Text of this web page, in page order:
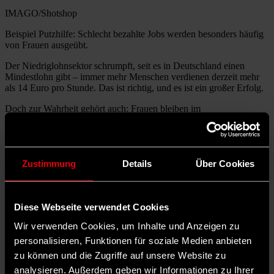
Zustimmung Details Über Cookies
Diese Webseite verwendet Cookies
Wir verwenden Cookies, um Inhalte und Anzeigen zu
personalisieren, Funktionen für soziale Medien anbieten
zu können und die Zugriffe auf unsere Website zu
analysieren. Außerdem geben wir Informationen zu Ihrer
IMAGO/Shotshop
Beispiel Putzhilfe: Schlecht bezahlte Jobs werden besonders häufig
von Frauen ausgeübt.
Der Niedriglohnsektor schrumpft, seit es in Deutschland einen
Mindestlohn gibt – immer mehr Menschen verdienen derzeit mehr
als 14 Euro pro Stunde. Das ist richtig, und es ist ein großer Erfolg.
Doch zur Wahrheit gehört auch: Frauen bleiben im
Niedriglohnsektor überrepräsentiert. Ungefähr jede fünfte arbeitende
Frau in Deutschland verdient in Vollzeit weniger als 2.500 Euro
arbeitete 2023 fast jede siebte Frau, aber nur jeder elfte Mann
Reinigungskräfte, Pflegehelferinnen, Friseurinnen, Kassiererinnen.
Die meisten von ihnen haben ihre Berufe nicht ganz freiwillig
gewählt. Vielmehr sind sie das Ergebnis struktureller
Benachteiligung, die weit vor dem ersten Arbeitstag beginnen.